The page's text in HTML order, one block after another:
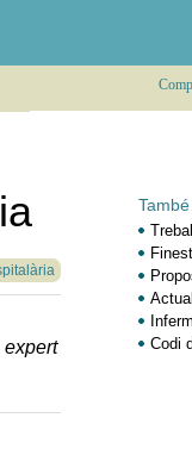
expert
Treball
Codi